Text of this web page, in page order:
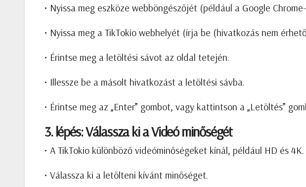
• Nyissa meg eszköze webböngészőjét (például a Google
• Nyissa meg a TikTokio webhelyét (írja be (hivatkozás nem
• Érintse meg a letöltési sávot az oldal tetején.
• Illessze be a másolt hivatkozást a letöltési sávba.
• Érintse meg az „Enter” gombot, vagy kattintson a „Letöltés”
3. lépés: Válassza ki a Videó minőségét
• A TikTokio különböző videóminőségeket kínál, például HD és 4K.
• Válassza ki a letölteni kívánt minőséget.